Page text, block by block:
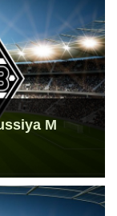
M